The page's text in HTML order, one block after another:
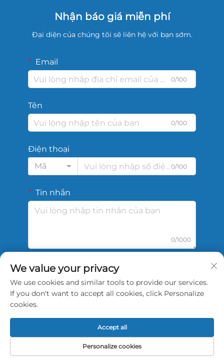
Nhận báo giá miễn phí
Đại diện của chúng tôi sẽ liên hệ với bạn sớm.
Email
0/100
Tên
0/100
Điện thoại
Mã
0/100
Tin nhắn
0/1000
Gửi
Bản quyền © 2026 Công ty TNHH Công nghệ Thể
thao Trung Quốc Shengshi Thiên Tân. Bảo lưu mọi
quyền.
We value your privacy
We use cookies and similar tools to provide our services.
If you don't want to accept all cookies, click Personalize
cookies.
Personalize cookies
Accept all